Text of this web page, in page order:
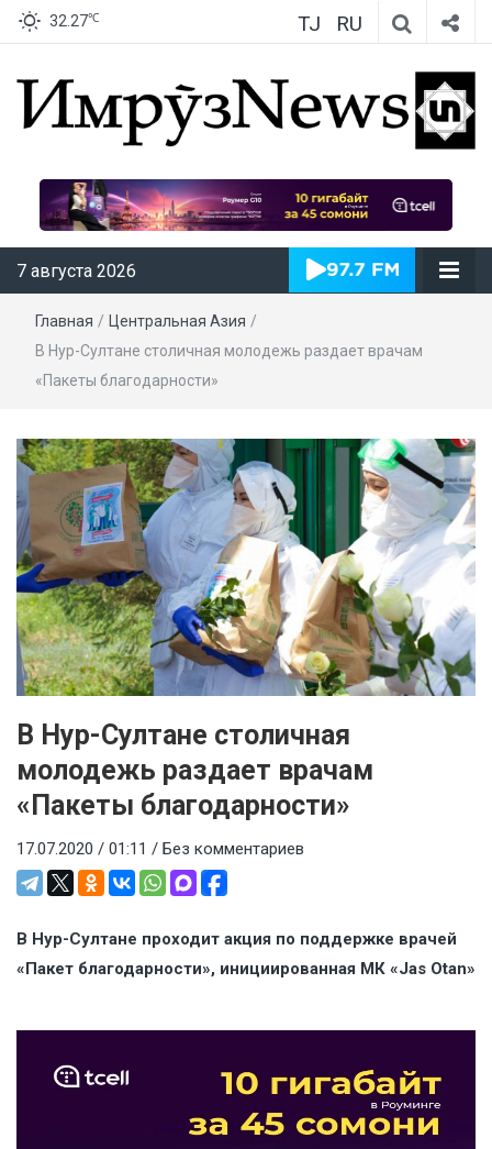
32.27℃ TJ RU
ИмрӯзNews
7 августа 2026
Главная / Центральная Азия /
В Нур-Султане столичная молодежь раздает врачам
«Пакеты благодарности»
В Нур-Султане столичная
молодежь раздает врачам
«Пакеты благодарности»
17.07.2020 / 01:11 / Без комментариев
В Нур-Султане проходит акция по поддержке врачей
«Пакет благодарности», инициированная МК «Jas Otan»